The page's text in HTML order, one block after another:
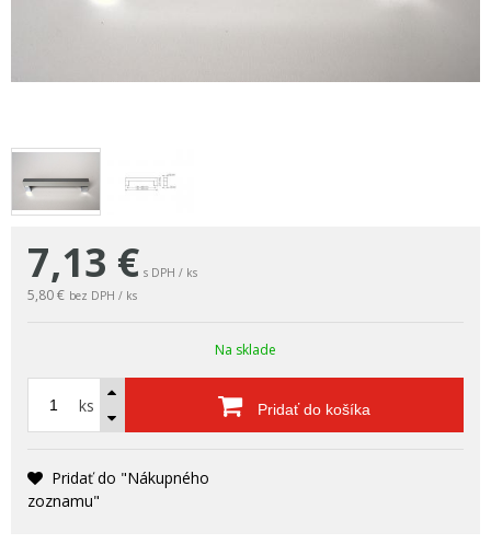
7,13 € s DPH / ks
5,80 € bez DPH / ks
Na sklade
ks Pridať do košíka
Pridať do "Nákupného
zoznamu"